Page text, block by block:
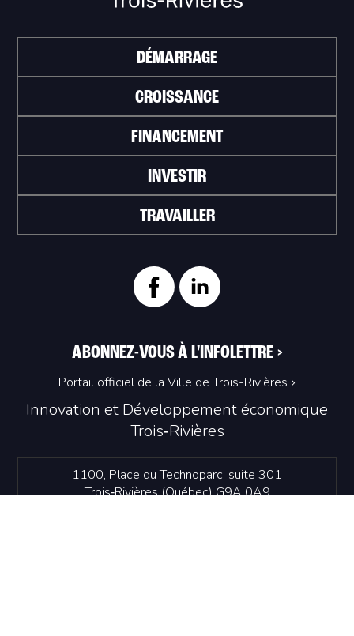
Innovation et Développement économique
Trois‑Rivières
1100, Place du Technoparc, suite 301
Trois‑Rivières (Québec) G9A 0A9
DÉMARRAGE
CROISSANCE
FINANCEMENT
INVESTIR
TRAVAILLER
ABONNEZ-VOUS À L'INFOLETTRE >
Portail officiel de la Ville de Trois-Rivières